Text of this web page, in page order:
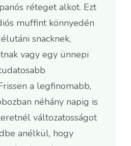
réteget alkot. Ezt
muffint könnyedén
snacknek,
vagy egy ünnepi
a legfinomabb,
néhány napig is
változatosságot
anélkül, hogy